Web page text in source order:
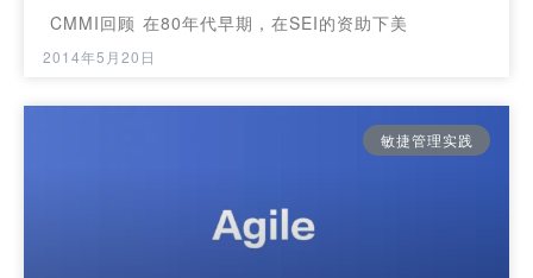
CMMI回顾 在80年代早期，在SEI的资助下美
2014年5月20日
敏捷管理实践